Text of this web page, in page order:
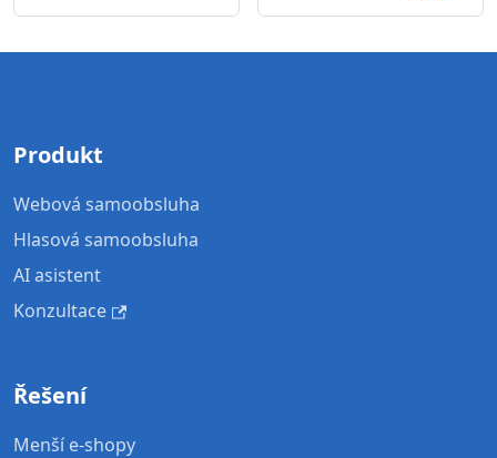
Produkt
Webová samoobsluha
Hlasová samoobsluha
AI asistent
Konzultace
Řešení
Menší e-shopy